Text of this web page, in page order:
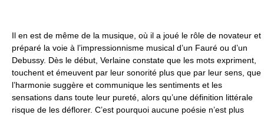
Il en est de même de la musique, où il a joué le rôle de novateur et
préparé la voie à l’impressionnisme musical d’un Fauré ou d’un
Debussy. Dès le début, Verlaine constate que les mots expriment,
touchent et émeuvent par leur sonorité plus que par leur sens, que
l’harmonie suggère et communique les sentiments et les
sensations dans toute leur pureté, alors qu’une définition littérale
risque de les déflorer. C’est pourquoi aucune poésie n’est plus